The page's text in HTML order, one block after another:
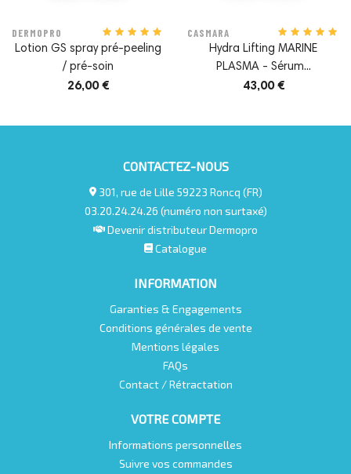
EXTRAIT D'ALGUES MARINES : Un ingrédient
naturel aux propriétés hydratantes, antioxydantes et
à la régénération cellulaire et combat le vieillissement.
: Coffret de 10 masques.
DERMOPRO
Lotion GS spray pré-peeling
/ pré-soin
26,00 €
CASMARA
Hydra Lifting MARINE
PLASMA - Sérum...
43,00 €
CONTACTEZ-NOUS
301, rue de Lille 59223 Roncq (FR)
03.20.24.24.26 (numéro non surtaxé)
Devenir distributeur Dermopro
Catalogue
INFORMATION
Garanties & Engagements
Conditions générales de vente
Mentions légales
FAQs
Contact / Rétractation
VOTRE COMPTE
Informations personnelles
Suivre vos commandes